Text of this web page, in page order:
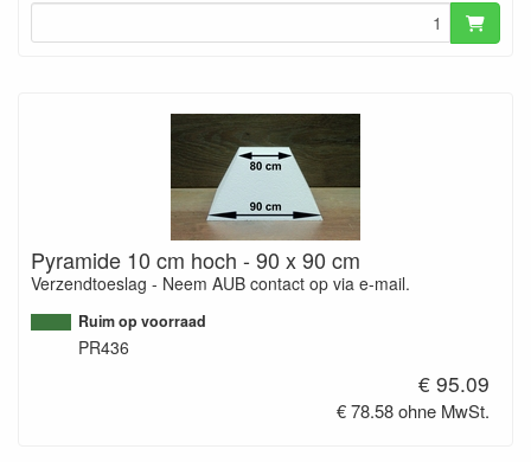
Pyramide 10 cm hoch - 90 x 90 cm
Verzendtoeslag - Neem AUB contact op via e-mail.
Ruim op voorraad
PR436
€ 95.09
€ 78.58 ohne MwSt.